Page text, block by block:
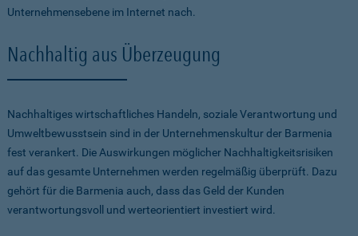
Unternehmensebene im Internet nach.
Nachhaltig aus Überzeugung
Nachhaltiges wirtschaftliches Handeln, soziale Verantwortung und
Umweltbewusstsein sind in der Unternehmenskultur der Barmenia
fest verankert. Die Auswirkungen möglicher Nachhaltigkeitsrisiken
auf das gesamte Unternehmen werden regelmäßig überprüft. Dazu
gehört für die Barmenia auch, dass das Geld der Kunden
verantwortungsvoll und werteorientiert investiert wird.